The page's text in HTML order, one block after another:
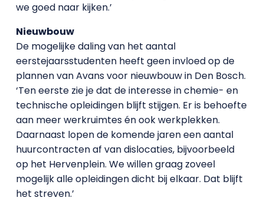
we goed naar kijken.’
Nieuwbouw
De mogelijke daling van het aantal
eerstejaarsstudenten heeft geen invloed op de
plannen van Avans voor nieuwbouw in Den Bosch.
‘Ten eerste zie je dat de interesse in chemie- en
technische opleidingen blijft stijgen. Er is behoefte
aan meer werkruimtes én ook werkplekken.
Daarnaast lopen de komende jaren een aantal
huurcontracten af van dislocaties, bijvoorbeeld
op het Hervenplein. We willen graag zoveel
mogelijk alle opleidingen dicht bij elkaar. Dat blijft
het streven.’